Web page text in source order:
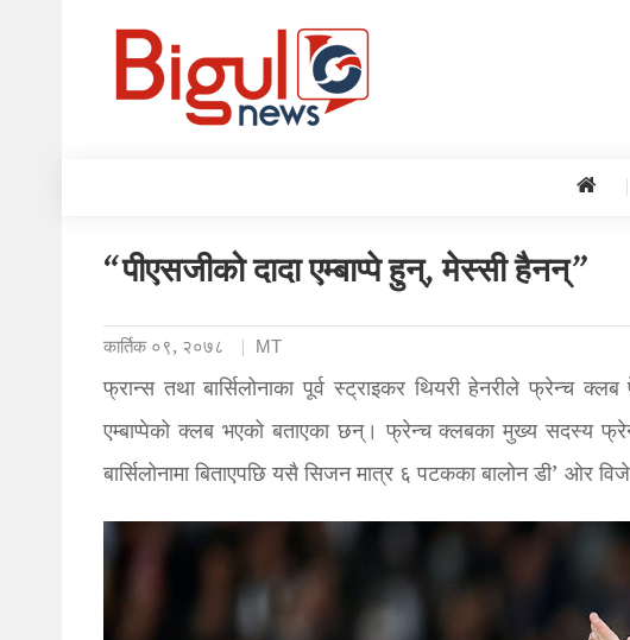
“पीएसजीको दादा एम्बाप्पे हुन्, मेस्सी हैनन्”
कार्तिक ०९, २०७८ MT
फ्रान्स तथा बार्सिलोनाका पूर्व स्ट्राइकर थियरी हेनरीले फ्रेन्च
एम्बाप्पेको क्लब भएको बताएका छन्। फ्रेन्च क्लबका मुख्य सदस्य
बार्सिलोनामा बिताएपछि यसै सिजन मात्र ६ पटकका बालोन डी’ ओर